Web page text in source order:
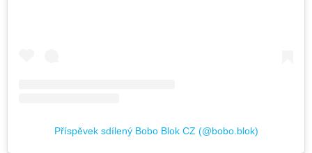
Příspěvek sdílený Bobo Blok CZ (@bobo.blok)